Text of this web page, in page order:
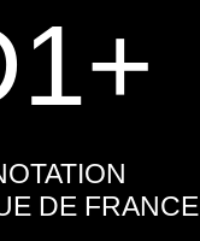
DE FRANCE